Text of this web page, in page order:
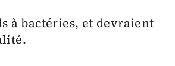
à bactéries, et devraient